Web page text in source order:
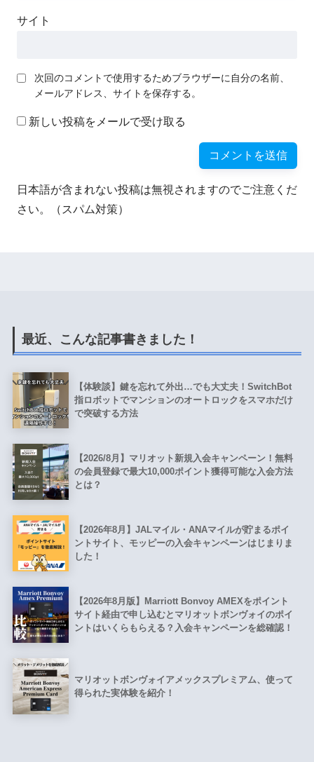
サイト
次回のコメントで使用するためブラウザーに自分の名前、
メールアドレス、サイトを保存する。
新しい投稿をメールで受け取る
日本語が含まれない投稿は無視されますのでご注意くだ
さい。（スパム対策）
最近、こんな記事書きました！
【体験談】鍵を忘れて外出…でも大丈夫！SwitchBot
指ロボットでマンションのオートロックをスマホだけ
で突破する方法
【2026/8月】マリオット新規入会キャンペーン！無料
の会員登録で最大10,000ポイント獲得可能な入会方法
とは？
【2026年8月】JALマイル・ANAマイルが貯まるポイ
ントサイト、モッピーの入会キャンペーンはじまりま
した！
【2026年8月版】Marriott Bonvoy AMEXをポイント
サイト経由で申し込むとマリオットボンヴォイのポイ
ントはいくらもらえる？入会キャンペーンを総確認！
マリオットボンヴォイアメックスプレミアム、使って
得られた実体験を紹介！